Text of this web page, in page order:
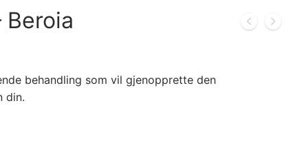
Beroia
behandling som vil gjenopprette den
din.